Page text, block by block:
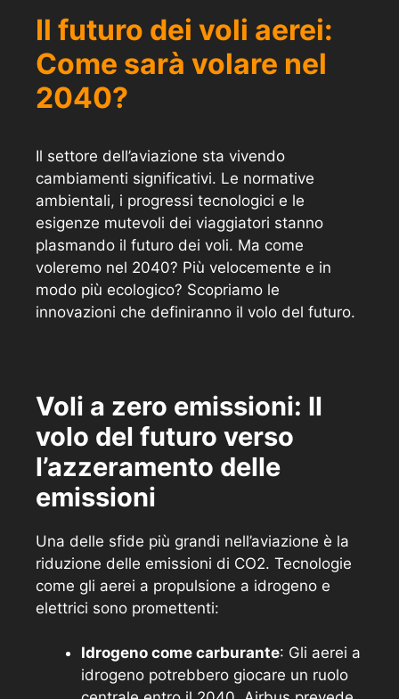
Il futuro dei voli aerei:
Come sarà volare nel
2040?
Il settore dell’aviazione sta vivendo
cambiamenti significativi. Le normative
ambientali, i progressi tecnologici e le
esigenze mutevoli dei viaggiatori stanno
plasmando il futuro dei voli. Ma come
voleremo nel 2040? Più velocemente e in
modo più ecologico? Scopriamo le
innovazioni che definiranno il volo del futuro.
Voli a zero emissioni: Il
volo del futuro verso
l’azzeramento delle
emissioni
Una delle sfide più grandi nell’aviazione è la
riduzione delle emissioni di CO2. Tecnologie
come gli aerei a propulsione a idrogeno e
elettrici sono promettenti:
Idrogeno come carburante: Gli aerei a
idrogeno potrebbero giocare un ruolo